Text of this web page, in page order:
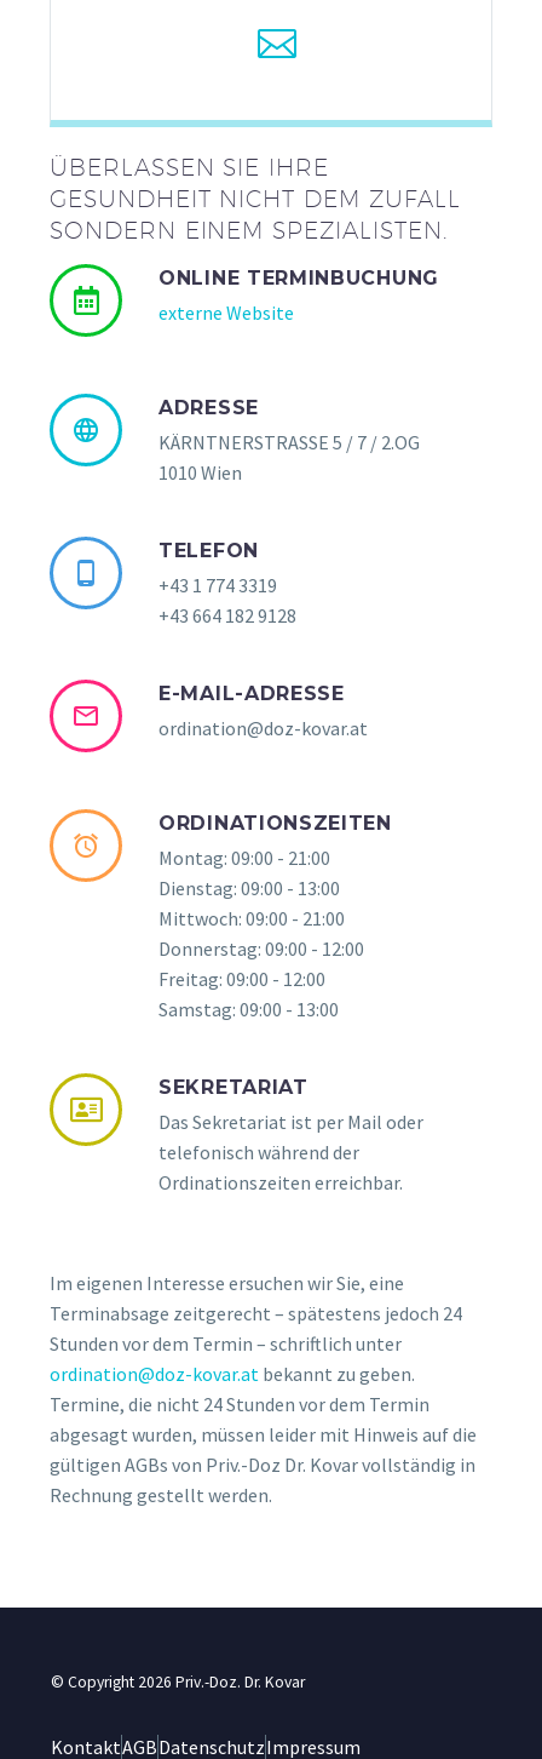
ÜBERLASSEN SIE IHRE
GESUNDHEIT NICHT DEM ZUFALL
SONDERN EINEM SPEZIALISTEN.
ONLINE TERMINBUCHUNG
externe Website
ADRESSE
KÄRNTNERSTRASSE 5 / 7 / 2.OG
1010 Wien
TELEFON
+43 1 774 3319
+43 664 182 9128
E-MAIL-ADRESSE
ordination@doz-kovar.at
ORDINATIONSZEITEN
Montag: 09:00 - 21:00
Dienstag: 09:00 - 13:00
Mittwoch: 09:00 - 21:00
Donnerstag: 09:00 - 12:00
Freitag: 09:00 - 12:00
Samstag: 09:00 - 13:00
SEKRETARIAT
Das Sekretariat ist per Mail oder
telefonisch während der
Ordinationszeiten erreichbar.
Im eigenen Interesse ersuchen wir Sie, eine
Terminabsage zeitgerecht – spätestens jedoch 24
Stunden vor dem Termin – schriftlich unter
ordination@doz-kovar.at bekannt zu geben.
Termine, die nicht 24 Stunden vor dem Termin
abgesagt wurden, müssen leider mit Hinweis auf die
gültigen AGBs von Priv.-Doz Dr. Kovar vollständig in
Rechnung gestellt werden.
© Copyright 2026 Priv.-Doz. Dr. Kovar
KontaktAGBDatenschutzImpressum